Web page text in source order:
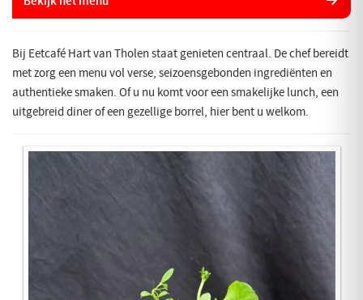
Bij Eetcafé Hart van Tholen staat genieten centraal. De chef bereidt
met zorg een menu vol verse, seizoensgebonden ingrediënten en
authentieke smaken. Of u nu komt voor een smakelijke lunch, een
uitgebreid diner of een gezellige borrel, hier bent u welkom.